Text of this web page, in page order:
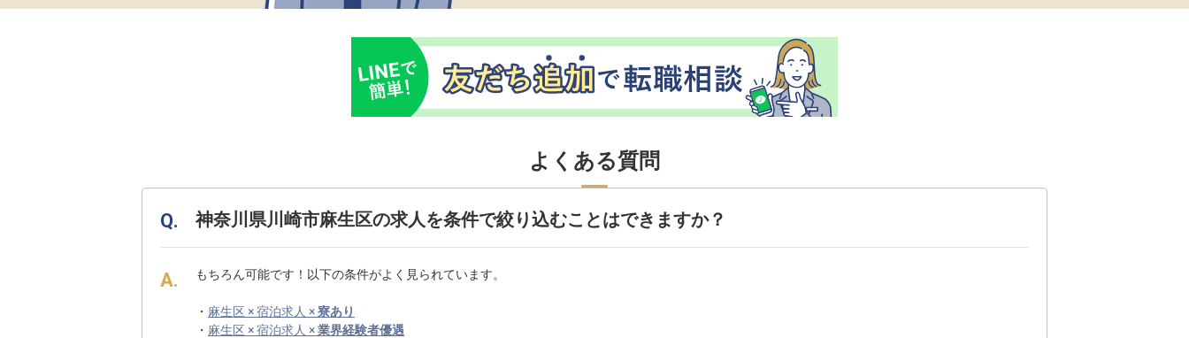
よくある質問
神奈川県川崎市麻生区の求人を条件で絞り込むことはできますか？
もちろん可能です！以下の条件がよく見られています。
・ 麻生区 × 宿泊求人 ×寮あり
・ 麻生区 × 宿泊求人 ×業界経験者優遇